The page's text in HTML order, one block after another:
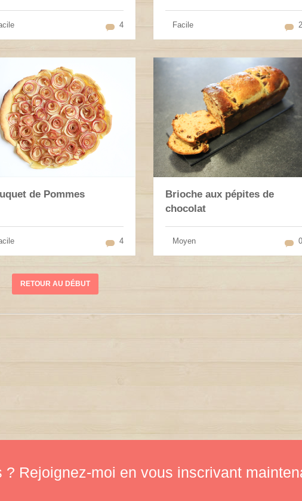
4 Facile 2
de Pommes
4
Brioche aux pépites de
chocolat
Moyen 0
RETOUR AU DÉBUT
Rejoignez-moi en vous inscrivant